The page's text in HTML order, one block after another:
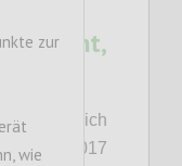
seit 2017
zur
wie